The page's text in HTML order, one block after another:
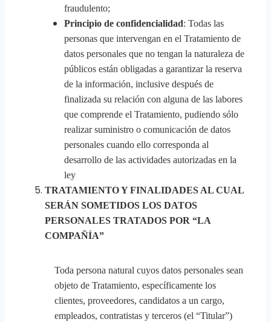
fraudulento;
Principio de confidencialidad: Todas las
personas que intervengan en el Tratamiento de
datos personales que no tengan la naturaleza de
públicos están obligadas a garantizar la reserva
de la información, inclusive después de
finalizada su relación con alguna de las labores
que comprende el Tratamiento, pudiendo sólo
realizar suministro o comunicación de datos
personales cuando ello corresponda al
desarrollo de las actividades autorizadas en la
ley
TRATAMIENTO Y FINALIDADES AL CUAL
SERÁN SOMETIDOS LOS DATOS
PERSONALES TRATADOS POR “LA
COMPAÑÍA”
Toda persona natural cuyos datos personales sean
objeto de Tratamiento, específicamente los
clientes, proveedores, candidatos a un cargo,
empleados, contratistas y terceros (el “Titular”)